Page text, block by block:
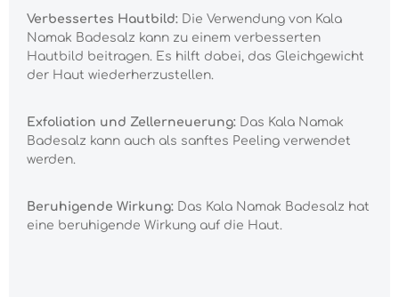
Verbessertes Hautbild: Die Verwendung von Kala
Namak Badesalz kann zu einem verbesserten
Hautbild beitragen. Es hilft dabei, das Gleichgewicht
der Haut wiederherzustellen.
Exfoliation und Zellerneuerung: Das Kala Namak
Badesalz kann auch als sanftes Peeling verwendet
werden.
Beruhigende Wirkung: Das Kala Namak Badesalz hat
eine beruhigende Wirkung auf die Haut.